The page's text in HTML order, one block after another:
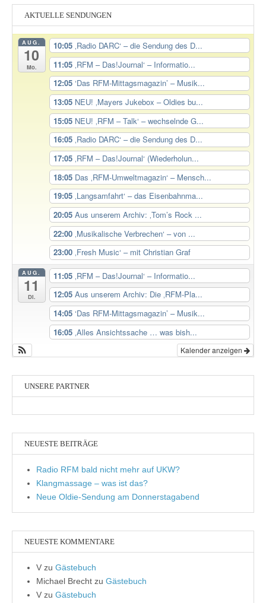
AKTUELLE SENDUNGEN
AUG.
10
Mo.
10:05 ‚Radio DARC‘ – die Sendung des D...
11:05 ‚RFM – Das!Journal‘ – Informatio...
12:05 ‘Das RFM-Mittagsmagazin’ – Musik...
13:05 NEU! ‚Mayers Jukebox – Oldies bu...
15:05 NEU! ‚RFM – Talk‘ – wechselnde G...
16:05 ‚Radio DARC‘ – die Sendung des D...
17:05 ‚RFM – Das!Journal‘ (Wiederholun...
18:05 Das ‚RFM-Umweltmagazin‘ – Mensch...
19:05 ‚Langsamfahrt‘ – das Eisenbahnma...
20:05 Aus unserem Archiv: ‚Tom’s Rock ...
22:00 ‚Musikalische Verbrechen‘ – von ...
23:00 ‚Fresh Music‘ – mit Christian Graf
AUG.
11
Di.
11:05 ‚RFM – Das!Journal‘ – Informatio...
12:05 Aus unserem Archiv: Die ‚RFM-Pla...
14:05 ‘Das RFM-Mittagsmagazin’ – Musik...
16:05 ‚Alles Ansichtssache … was bish...
Kalender anzeigen
UNSERE PARTNER
NEUESTE BEITRÄGE
Radio RFM bald nicht mehr auf UKW?
Klangmassage – was ist das?
Neue Oldie-Sendung am Donnerstagabend
NEUESTE KOMMENTARE
V zu Gästebuch
Michael Brecht zu Gästebuch
V zu Gästebuch